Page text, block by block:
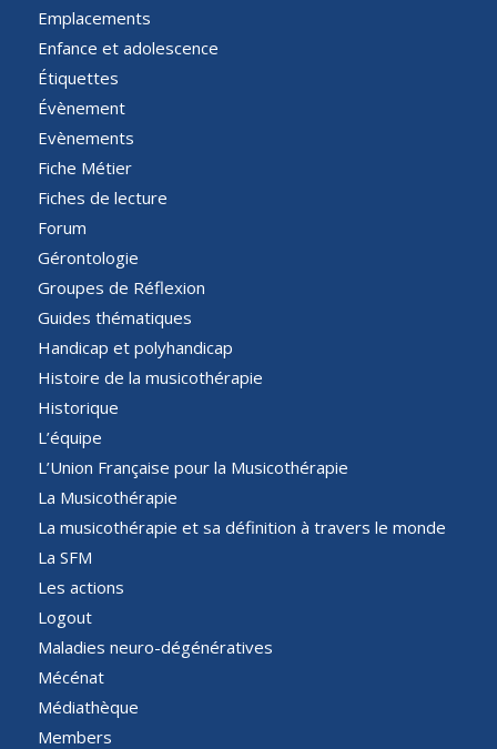
Emplacements
Enfance et adolescence
Étiquettes
Évènement
Evènements
Fiche Métier
Fiches de lecture
Forum
Gérontologie
Groupes de Réflexion
Guides thématiques
Handicap et polyhandicap
Histoire de la musicothérapie
Historique
L’équipe
L’Union Française pour la Musicothérapie
La Musicothérapie
La musicothérapie et sa définition à travers le monde
La SFM
Les actions
Logout
Maladies neuro-dégénératives
Mécénat
Médiathèque
Members